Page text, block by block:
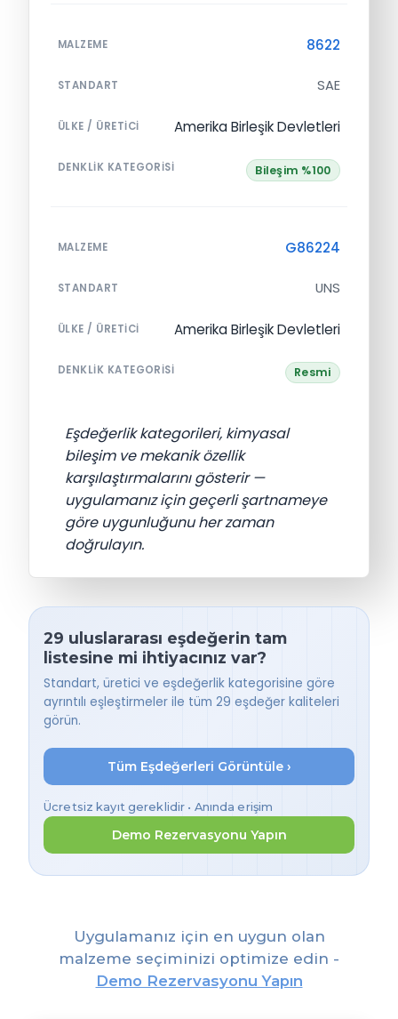
MALZEME 8622
STANDART SAE
ÜLKE / ÜRETICI Amerika Birleşik Devletleri
DENKLIK KATEGORISI Bileşim %100
MALZEME G86224
STANDART UNS
ÜLKE / ÜRETICI Amerika Birleşik Devletleri
DENKLIK KATEGORISI Resmi
Eşdeğerlik kategorileri, kimyasal
bileşim ve mekanik özellik
karşılaştırmalarını gösterir —
uygulamanız için geçerli şartnameye
göre uygunluğunu her zaman
doğrulayın.
29 uluslararası eşdeğerin tam
listesine mi ihtiyacınız var?
Standart, üretici ve eşdeğerlik kategorisine göre
ayrıntılı eşleştirmeler ile tüm 29 eşdeğer kaliteleri
görün.
Tüm Eşdeğerleri Görüntüle ›
Ücretsiz kayıt gereklidir • Anında erişim
Demo Rezervasyonu Yapın
Uygulamanız için en uygun olan
malzeme seçiminizi optimize edin -
Demo Rezervasyonu Yapın